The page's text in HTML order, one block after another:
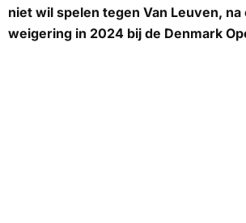
niet wil spelen tegen Van Leuven,
weigering in 2024 bij de Denmark